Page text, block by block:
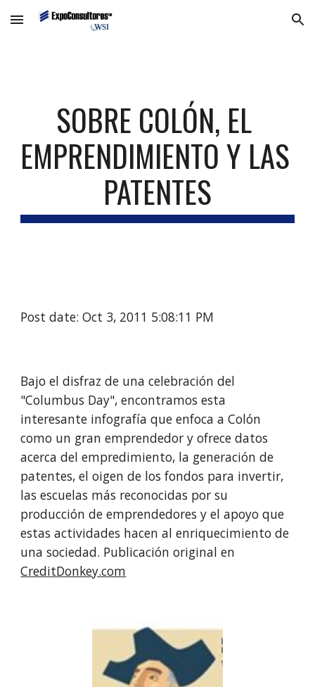
Skip to main content Skip to navigation
SOBRE COLÓN, EL
EMPRENDIMIENTO Y LAS
PATENTES
Post date: Oct 3, 2011 5:08:11 PM
Bajo el disfraz de una celebración del
"Columbus Day", encontramos esta
interesante infografía que enfoca a Colón
como un gran emprendedor y ofrece datos
acerca del empredimiento, la generación de
patentes, el oigen de los fondos para invertir,
las escuelas más reconocidas por su
producción de emprendedores y el apoyo que
estas actividades hacen al enriquecimiento de
CreditDonkey.com